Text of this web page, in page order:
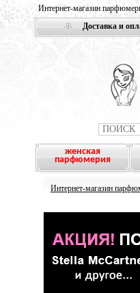
Интернет-магазин
Доставка и
женская
парфюмерия
Интернет-магазин